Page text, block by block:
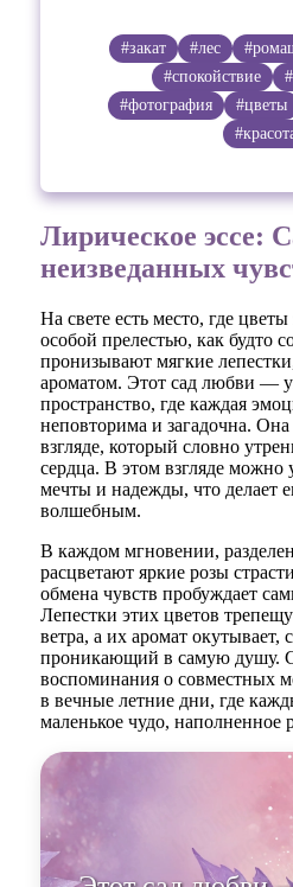
#закат #лес
#спокойствие
#фотография
#цветы
Лирическое эссе:
неизведанных
На свете есть место, где
особой прелестью, как будто
пронизывают мягкие
ароматом. Этот сад любви —
пространство, где каждая
неповторима и загадочна.
взгляде, который словно
сердца. В этом взгляде можно
мечты и надежды, что делает
волшебным.
В каждом мгновении,
расцветают яркие розы
обмена чувств пробуждает
Лепестки этих цветов
ветра, а их аромат
проникающий в самую душу.
воспоминания о совместных
в вечные летние дни, где
маленькое чудо, наполненное